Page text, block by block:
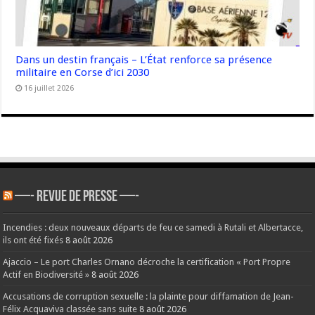
Dans un destin français – L’État renforce sa présence
militaire en Corse d’ici 2030
16 juillet 2026
—- REVUE DE PRESSE —-
Incendies : deux nouveaux départs de feu ce samedi à Rutali et Albertacce,
ils ont été fixés 8 août 2026
Ajaccio – Le port Charles Ornano décroche la certification « Port Propre
Actif en Biodiversité » 8 août 2026
Accusations de corruption sexuelle : la plainte pour diffamation de Jean-
Félix Acquaviva classée sans suite 8 août 2026